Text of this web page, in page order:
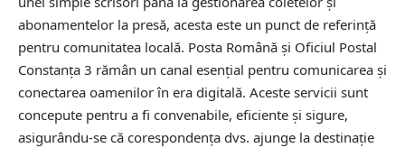
abonamentelor la presă, acesta este un punct de referință
pentru comunitatea locală. Posta Română și Oficiul Postal
Constanţa 3 rămân un canal esențial pentru comunicarea și
conectarea oamenilor în era digitală. Aceste servicii sunt
concepute pentru a fi convenabile, eficiente și sigure,
asigurându-se că corespondența dvs. ajunge la destinație